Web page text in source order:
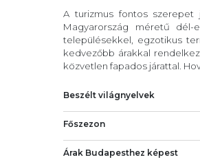
A turizmus fontos
Magyarország méretű dél-
településekkel, egzotikus
kedvezőbb árakkal
közvetlen fapados járattal.
Beszélt világnyelvek
Főszezon
Árak Budapesthez képest